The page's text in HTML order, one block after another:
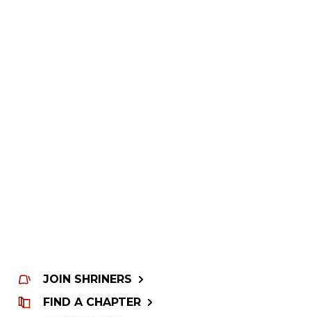
JOIN SHRINERS
FIND A CHAPTER